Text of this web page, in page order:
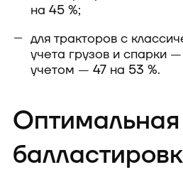
на 45 %;
для тракторов с
учета грузов и спарки
учетом — 47 на 53 %.
Оптимальная